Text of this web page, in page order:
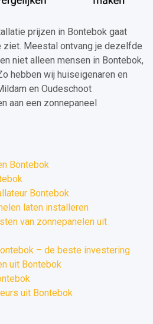
prijzen in Bontebok gaat
ziet. Meestal ontvang je dezelfde
niet alleen mensen in Bontebok,
hebben wij huiseigenaren en
en Oudeschoot
aan een zonnepaneel
Bontebok
Bontebok
laten installeren
van zonnepanelen uit
– de beste investering
uit Bontebok
uit Bontebok